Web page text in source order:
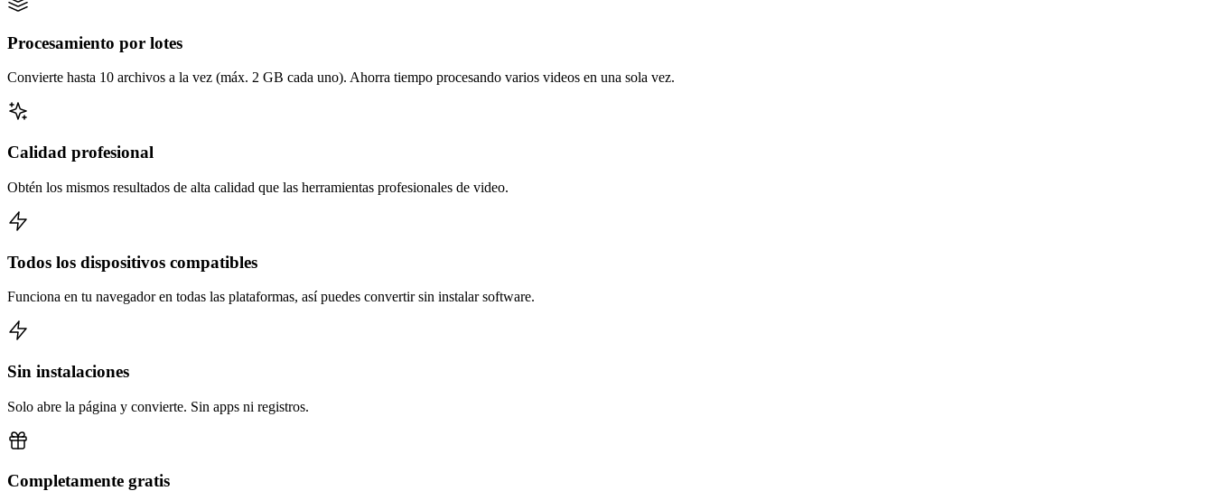
Procesamiento por lotes
Convierte hasta 10 archivos a la vez (máx. 2 GB cada uno). Ahorra tiempo procesando varios videos en una sola vez.
Calidad profesional
Obtén los mismos resultados de alta calidad que las herramientas profesionales de video.
Todos los dispositivos compatibles
Funciona en tu navegador en todas las plataformas, así puedes convertir sin instalar software.
Sin instalaciones
Solo abre la página y convierte. Sin apps ni registros.
Completamente gratis